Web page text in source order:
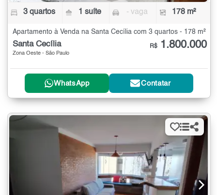
3 quartos 1 suíte - vaga 178 m²
Apartamento à Venda na Santa Cecília com 3 quartos - 178 m²
Santa Cecília
Zona Oeste - São Paulo
R$ 1.800.000
WhatsApp Contatar